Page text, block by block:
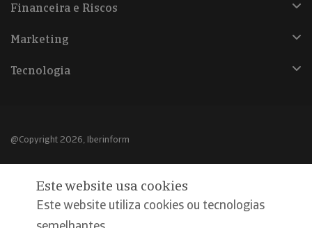
Financeira e Riscos
Marketing
Tecnologia
@Copyright 2026, Iberinform
Declaração de privacidade
Este website usa cookies
Este website utiliza cookies ou tecnologias